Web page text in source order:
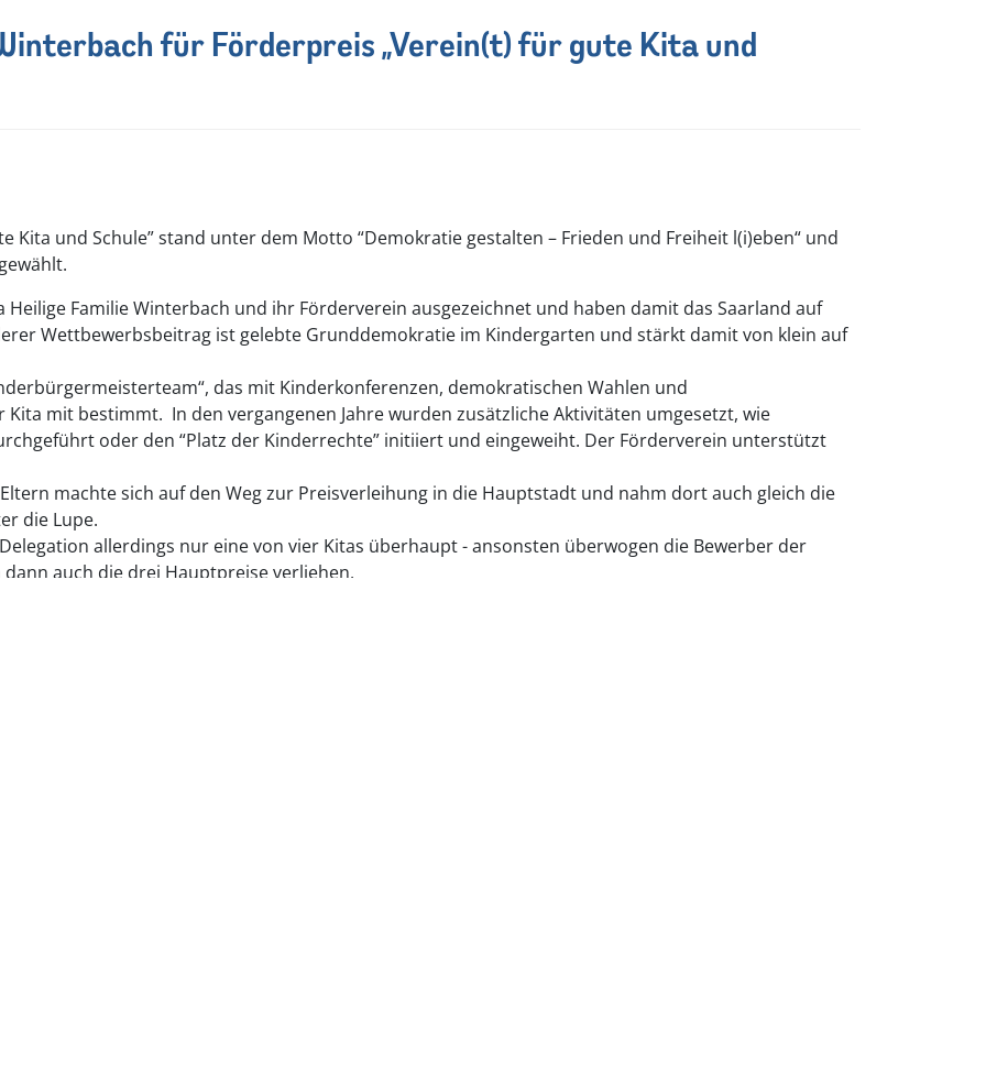
für Förderpreis „Verein(t) für gute Kita und
Kita und Schule” stand unter dem Motto “Demokratie gestalten – Frieden und Freiheit l(i)eben“ und
Familie Winterbach und ihr Förderverein ausgezeichnet und haben damit das Saarland auf
Wettbewerbsbeitrag ist gelebte Grunddemokratie im Kindergarten und stärkt damit von klein auf
das mit Kinderkonferenzen, demokratischen Wahlen und
mit bestimmt. In den vergangenen Jahre wurden zusätzliche Aktivitäten umgesetzt, wie
oder den “Platz der Kinderrechte” initiiert und eingeweiht. Der Förderverein unterstützt
machte sich auf den Weg zur Preisverleihung in die Hauptstadt und nahm dort auch gleich die
die Lupe.
allerdings nur eine von vier Kitas überhaupt - ansonsten überwogen die Bewerber der
auch die drei Hauptpreise verliehen.